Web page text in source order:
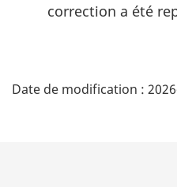
correction a été
é
Date de modification :